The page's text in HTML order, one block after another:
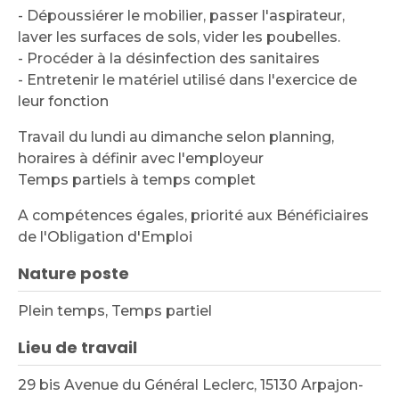
- Dépoussiérer le mobilier, passer l'aspirateur,
laver les surfaces de sols, vider les poubelles.
- Procéder à la désinfection des sanitaires
- Entretenir le matériel utilisé dans l'exercice de
leur fonction
Travail du lundi au dimanche selon planning,
horaires à définir avec l'employeur
Temps partiels à temps complet
A compétences égales, priorité aux Bénéficiaires
de l'Obligation d'Emploi
Nature poste
Plein temps, Temps partiel
Lieu de travail
29 bis Avenue du Général Leclerc, 15130 Arpajon-